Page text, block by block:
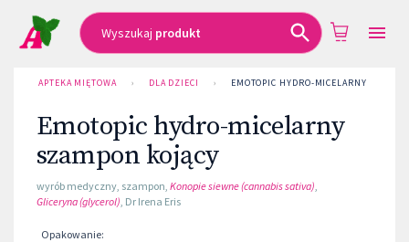
Wyszukaj produkt
APTEKA MIĘTOWA › DLA DZIECI › EMOTOPIC HYDRO-MICELARNY
Emotopic hydro-micelarny
szampon kojący
wyrób medyczny, szampon, Konopie siewne (cannabis sativa),
Gliceryna (glycerol), Dr Irena Eris
Opakowanie: